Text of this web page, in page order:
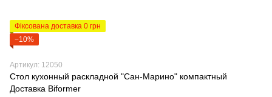
Фіксована доставка 0 грн
−10%
Артикул: 12050
Стол кухонный раскладной "Сан-Марино" компактный
Доставка Biformer